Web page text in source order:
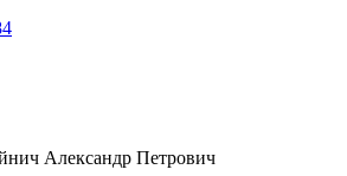
Александр Петрович